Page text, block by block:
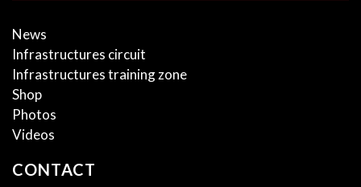
News
Infrastructures circuit
Infrastructures training zone
Shop
Photos
Videos
CONTACT